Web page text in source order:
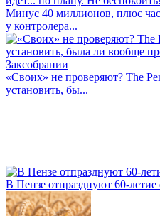
Минус 40 миллионов, плюс
у контролера...
«Своих» не проверяют? The
установить, бы...
В Пензе отпразднуют 60-